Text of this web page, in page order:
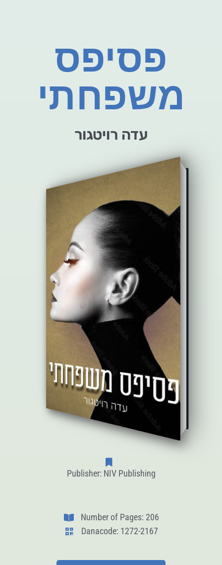
פסיפס
משפחתי
עדה רויטגור
Publisher: NIV Publishing
Number of Pages: 206
Danacode: 1272-2167